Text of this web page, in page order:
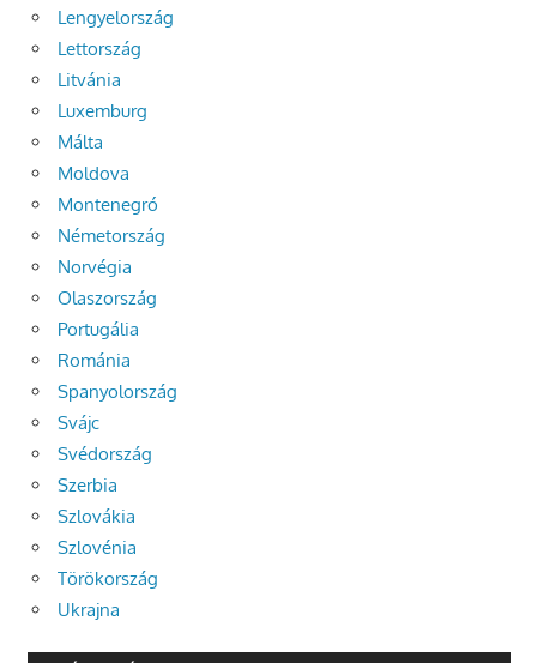
Lengyelország
Lettország
Litvánia
Luxemburg
Málta
Moldova
Montenegró
Németország
Norvégia
Olaszország
Portugália
Románia
Spanyolország
Svájc
Svédország
Szerbia
Szlovákia
Szlovénia
Törökország
Ukrajna